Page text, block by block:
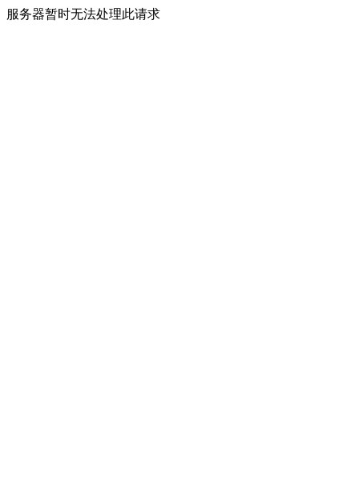
服务器暂时无法处理此请求